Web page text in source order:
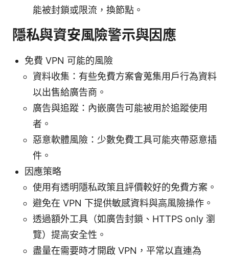
能被封鎖或限流，換節點。
隱私與資安風險警示與因應
免費 VPN 可能的風險
資料收集：有些免費方案會蒐集用戶行為資料
以出售給廣告商。
廣告與追蹤：內嵌廣告可能被用於追蹤使用
者。
惡意軟體風險：少數免費工具可能夾帶惡意插
件。
因應策略
使用有透明隱私政策且評價較好的免費方案。
避免在 VPN 下提供敏感資料與高風險操作。
透過額外工具（如廣告封鎖、HTTPS only 瀏
覽）提高安全性。
盡量在需要時才開啟 VPN，平常以直連為